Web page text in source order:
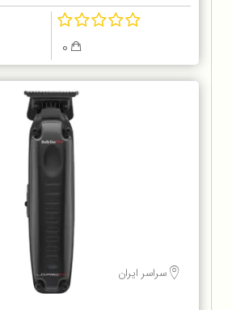
سراسر ایران